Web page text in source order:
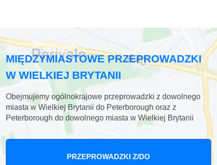
MIĘDZYMIASTOWE PRZEPROWADZKI
W WIELKIEJ BRYTANII
Obejmujemy ogólnokrajowe przeprowadzki z dowolnego
miasta w Wielkiej Brytanii do Peterborough oraz z
Peterborough do dowolnego miasta w Wielkiej Brytanii
PRZEPROWADZKI Z/DO